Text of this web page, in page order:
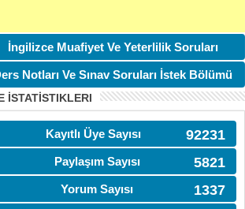
İngilizce Muafiyet Ve Yeterlilik Soruları
Notları Ve Sınav Soruları İstek Bölümü
İSTATİSTIKLERI
92231
Kayıtlı Üye Sayısı
5821
Paylaşım Sayısı
1337
Yorum Sayısı